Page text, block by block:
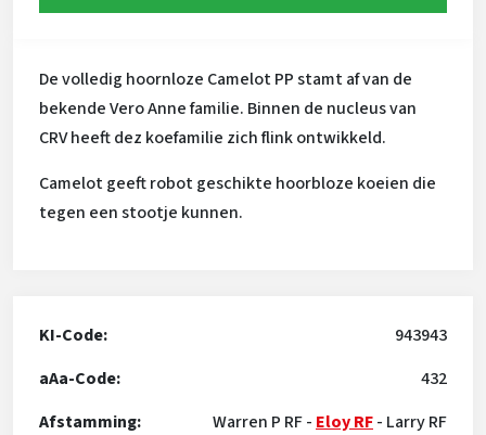
De volledig hoornloze Camelot PP stamt af van de
bekende Vero Anne familie. Binnen de nucleus van
CRV heeft dez koefamilie zich flink ontwikkeld.
Camelot geeft robot geschikte hoorbloze koeien die
tegen een stootje kunnen.
KI-Code:
943943
aAa-Code:
432
Afstamming:
Warren P RF- Eloy RF- Larry RF